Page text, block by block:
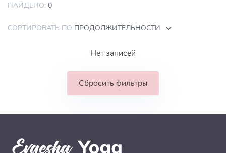
НАЙДЕНО: 0
СОРТИРОВАТЬ ПО ПРОДОЛЖИТЕЛЬНОСТИ
Нет записей
Сбросить фильтры